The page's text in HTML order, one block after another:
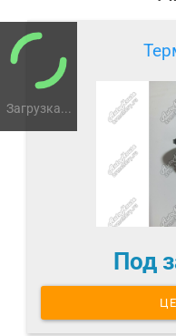
Загрузка...
Под